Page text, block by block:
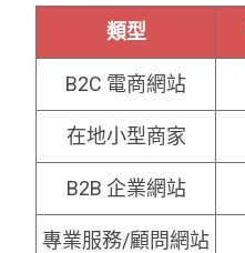
類型
B2C 電商網站
在地小型商家
B2B 企業網站
專業服務/顧問網站